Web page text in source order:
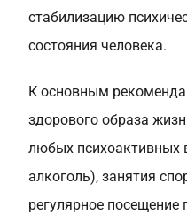
стабилизацию
состояния человека.
К основным
здорового образа
любых психоактивных
алкоголь), занятия
регулярное посещение